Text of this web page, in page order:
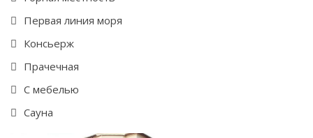
Первая линия моря
Консьерж
Прачечная
С мебелью
Сауна